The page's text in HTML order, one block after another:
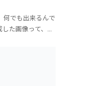
でも出来るんで
た画像って、